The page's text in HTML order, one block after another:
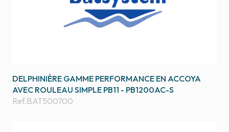
DELPHINIÈRE GAMME PERFORMANCE EN ACCOYA
AVEC ROULEAU SIMPLE PB11 - PB1200AC-S
Ref.BAT500700